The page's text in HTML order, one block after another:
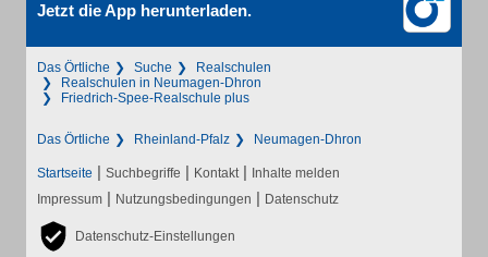
Jetzt die App herunterladen.
Das Örtliche Suche
Realschulen
Realschulen in Neumagen-Dhron
Friedrich-Spee-Realschule plus
Das Örtliche Rheinland-Pfalz Neumagen-Dhron
Startseite | Suchbegriffe | Kontakt | Inhalte melden
Impressum | Nutzungsbedingungen | Datenschutz
Datenschutz-Einstellungen